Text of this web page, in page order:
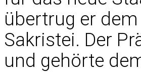
übertrug er
Sakristei. Der
und gehörte